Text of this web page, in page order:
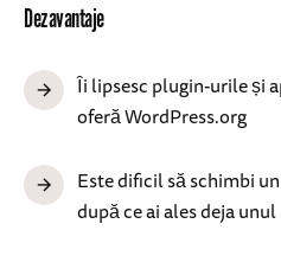
Dezavantaje
Îi lipsesc plugin-urile și
oferă WordPress.org
Este dificil să schimbi
după ce ai ales deja unul